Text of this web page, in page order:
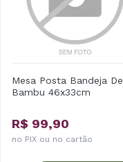
Mesa Posta Bandeja De
Bambu 46x33cm
R$ 99,90
no PIX ou no cartão